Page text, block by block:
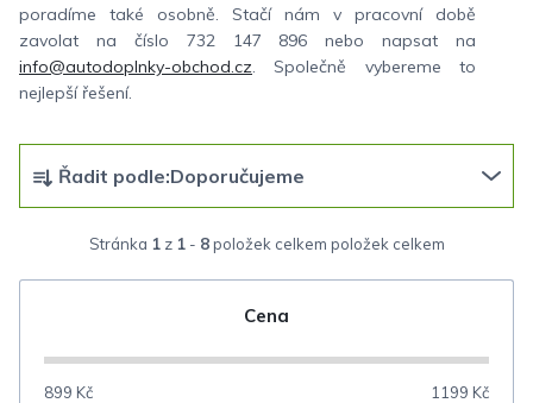
poradíme také osobně. Stačí nám v pracovní době
zavolat na číslo 732 147 896 nebo napsat na
info@autodoplnky-obchod.cz. Společně vybereme to
nejlepší řešení.
Stránka 1z 1- 8položek celkem
e
Řadit podle:Doporučujeme
Cena
899 Kč 1199 Kč